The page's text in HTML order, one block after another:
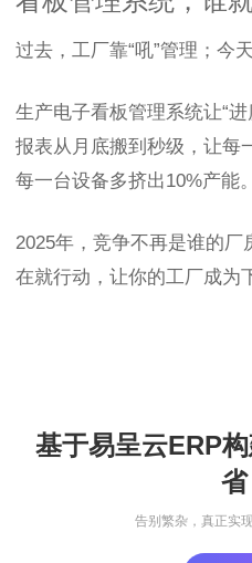
过去，工厂靠“吼”管理；今
生产电子看板管理系统让“
报表从月底搬到秒级，让每
每一台设备多挤出10%产能。
2025年，竞争不再是谁的
在就行动，让你的工厂成为
基于易呈云ERP构
省
告别繁杂，真正实